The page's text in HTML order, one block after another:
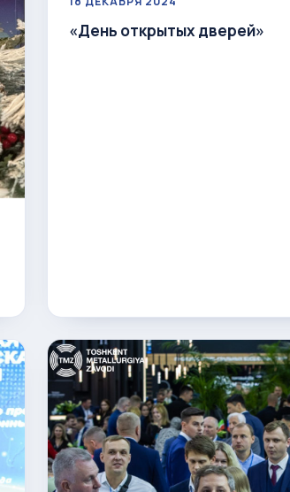
«День открытых дверей»